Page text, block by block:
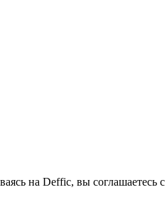
на Deffic, вы соглашаетесь с